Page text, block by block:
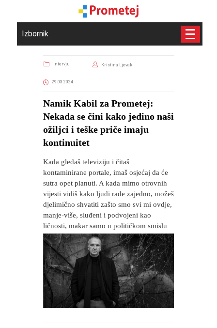
Izbornik
Intervju Kristina Ljevak
29.03.2024
Namik Kabil za Prometej:
Nekada se čini kako jedino naši
ožiljci i teške priče imaju
kontinuitet
Kada gledaš televiziju i čitaš
kontaminirane portale, imaš osjećaj da će
sutra opet planuti. A kada mimo otrovnih
vijesti vidiš kako ljudi rade zajedno, možeš
djelimično shvatiti zašto smo svi mi ovdje,
manje-više, sluđeni i podvojeni kao
ličnosti, makar samo u političkom smislu